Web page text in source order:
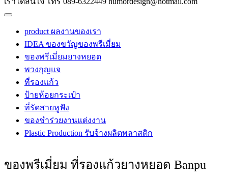
product ผลงานของเรา
IDEA ของขวัญของพรีเมี่ยม
ของพรีเมี่ยมยางหยอด
พวงกุญแจ
ที่รองแก้ว
ป้ายห้อยกระเป๋า
ที่รัดสายหูฟัง
ของชำร่วยงานแต่งงาน
Plastic Production รับจ้างผลิตพลาสติก
ของพรีเมี่ยม ที่รองแก้วยางหยอด Banpu